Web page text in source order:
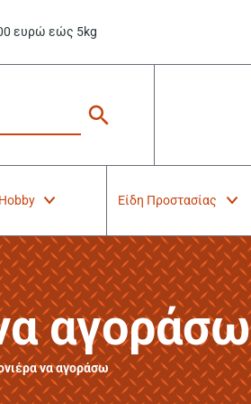
ευρώ εώς 5kg
Hobby Είδη Προστασίας
αγοράσω
να αγοράσω